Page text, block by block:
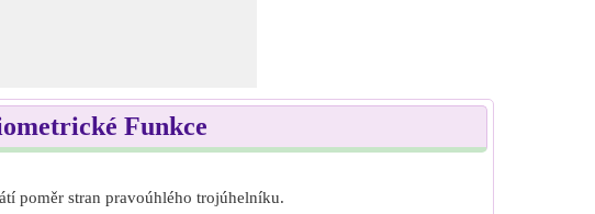
Funkce
poměr stran pravoúhlého trojúhelníku.